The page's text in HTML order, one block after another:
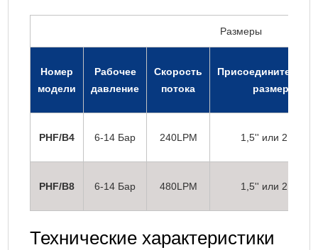
Размеры
Номер
модели
Рабочее
давление
Скорость
потока
размер
PHF/B4 6-14 Бар 240LPM 1,5'' или 2,5''
PHF/B8 6-14 Бар 480LPM 1,5'' или 2,5''
Технические характеристики